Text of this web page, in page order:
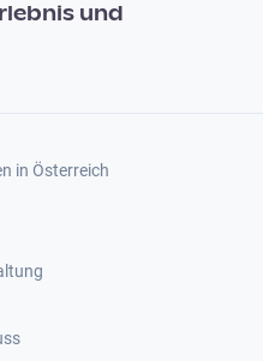
und
in Österreich